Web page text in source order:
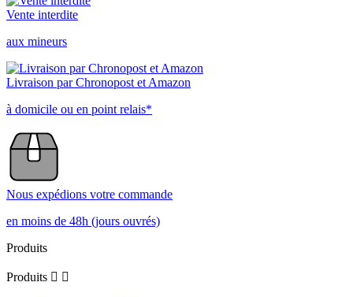
Vente interdite
aux mineurs
Livraison par Chronopost et Amazon
à domicile ou en point relais*
Nous expédions votre commande
en moins de 48h (jours ouvrés)
Produits
Produits  